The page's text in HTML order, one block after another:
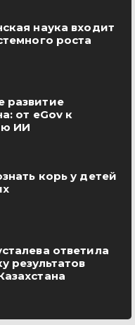
наука входит
роста
развитие
от eGov к
ИИ
корь у детей
ответила
результатов